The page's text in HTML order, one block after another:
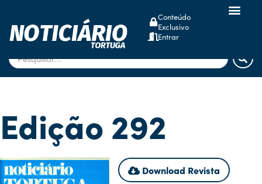
Conteúdo
Exclusivo
Entrar
Edição 292
Download Revista